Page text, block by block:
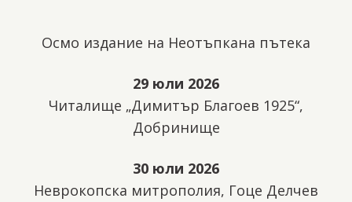
Осмо издание на Неотъпкана пътека
29 юли 2026
Читалище „Димитър Благоев 1925“,
Добринище
30 юли 2026
Неврокопска митрополия, Гоце Делчев